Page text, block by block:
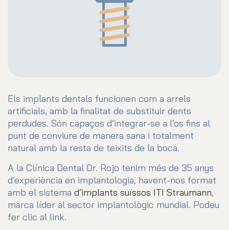
Els implants dentals funcionen com a arrels
artificials, amb la finalitat de substituir dents
perdudes. Són capaços d’integrar-se a l’os fins al
punt de conviure de manera sana i totalment
natural amb la resta de teixits de la boca.
A la Clínica Dental Dr. Rojo tenim més de 35 anys
d’experiència en implantologia, havent-nos format
amb el sistema d’implants suïssos ITI Straumann,
marca líder al sector implantològic mundial. Podeu
fer clic al link.